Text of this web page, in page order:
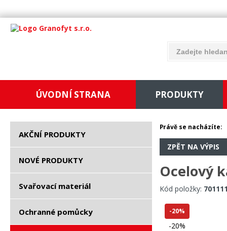
ÚVODNÍ STRANA PRODUKTY
AKČNÍ PRODUKTY
NOVÉ PRODUKTY
Svařovací materiál
Ochranné pomůcky
Právě se nacházíte:
ZPĚT NA VÝPIS
Ocelový
Kód položky:
-20%
-20%